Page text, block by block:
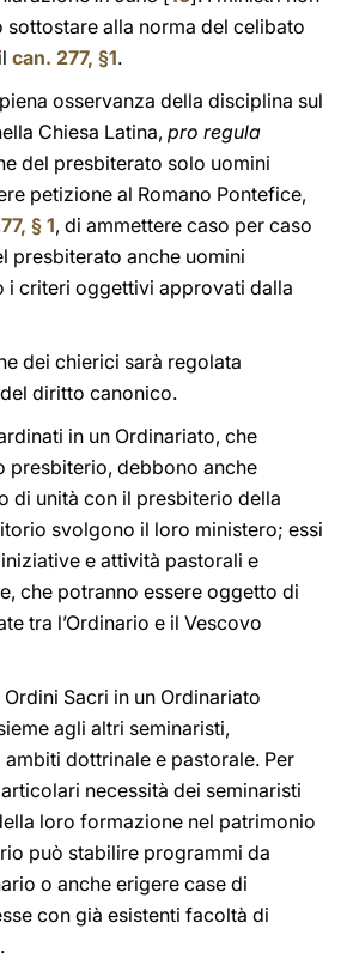
alla norma del celibato
can. 277, §1.
osservanza della disciplina sul
Chiesa Latina, pro regula
del presbiterato solo uomini
petizione al Romano Pontefice,
§ 1, di ammettere caso per caso
presbiterato anche uomini
i criteri oggettivi approvati dalla
dei chierici sarà regolata
diritto canonico.
in un Ordinariato, che
presbiterio, debbono anche
di unità con il presbiterio della
svolgono il loro ministero; essi
e attività pastorali e
che potranno essere oggetto di
tra l’Ordinario e il Vescovo
Sacri in un Ordinariato
agli altri seminaristi,
dottrinale e pastorale. Per
necessità dei seminaristi
loro formazione nel patrimonio
può stabilire programmi da
o anche erigere case di
con già esistenti facoltà di